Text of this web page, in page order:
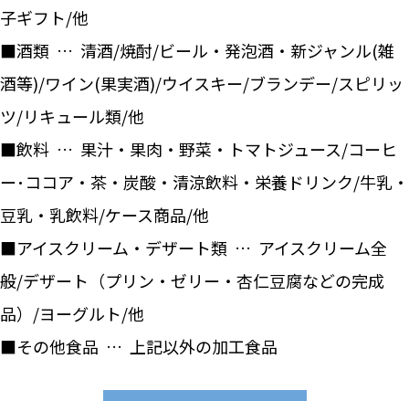
子ギフト/他
■酒類 … 清酒/焼酎/ビール・発泡酒・新ジャンル(雑
酒等)/ワイン(果実酒)/ウイスキー/ブランデー/スピリッ
ツ/リキュール類/他
■飲料 … 果汁・果肉・野菜・トマトジュース/コーヒ
ー･ココア・茶・炭酸・清涼飲料・栄養ドリンク/牛乳・
豆乳・乳飲料/ケース商品/他
■アイスクリーム・デザート類 … アイスクリーム全
般/デザート（プリン・ゼリー・杏仁豆腐などの完成
品）/ヨーグルト/他
■その他食品 … 上記以外の加工食品